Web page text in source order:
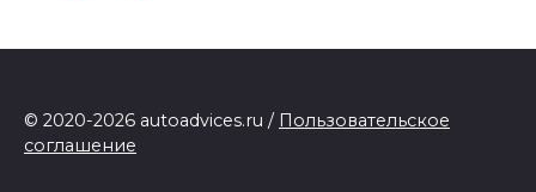
© 2020-2026 autoadvices.ru / Пользовательское
соглашение